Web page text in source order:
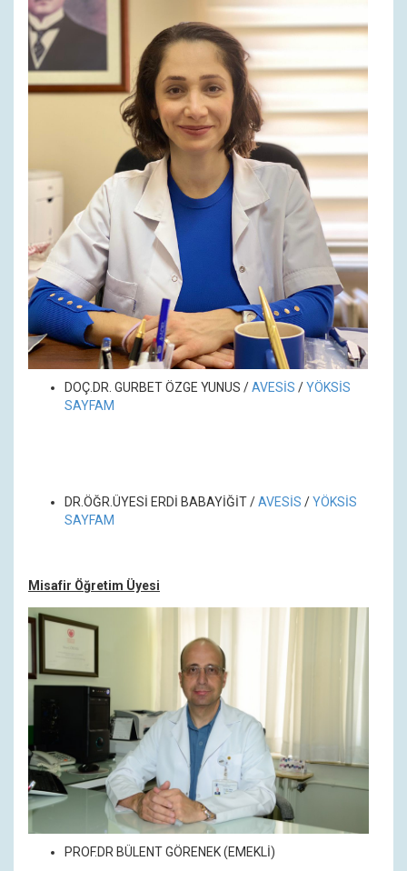
DOÇ.DR. GURBET ÖZGE YUNUS /AVESİS /YÖKSİS
SAYFAM
DR.ÖĞR.ÜYESİ ERDİ BABAYİĞİT /AVESİS /YÖKSİS
SAYFAM
Misafir Öğretim Üyesi
PROF.DR BÜLENT GÖRENEK (EMEKLİ)